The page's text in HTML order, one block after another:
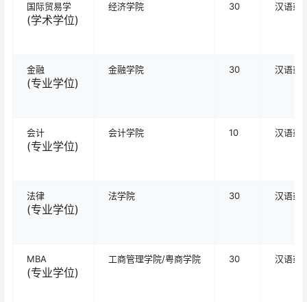
国际贸易学
(学术学位)
经济学院 30 汉语或
金融
(专业学位)
金融学院 30 汉语或
会计
(专业学位)
会计学院 10 汉语或
法律
(专业学位)
法学院 30 汉语或
MBA
(专业学位)
工商管理学院/粤商学院 30 汉语或